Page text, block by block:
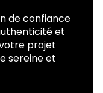
de confiance
et
projet
sereine et